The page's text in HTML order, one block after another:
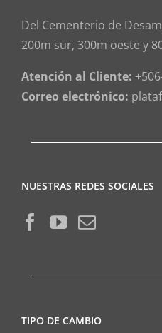
Del Cementerio de
200m sur, 300m oeste y
Atención al Cliente:
Correo electrónico:
NUESTRAS REDES SOCIALES
TIPO DE CAMBIO